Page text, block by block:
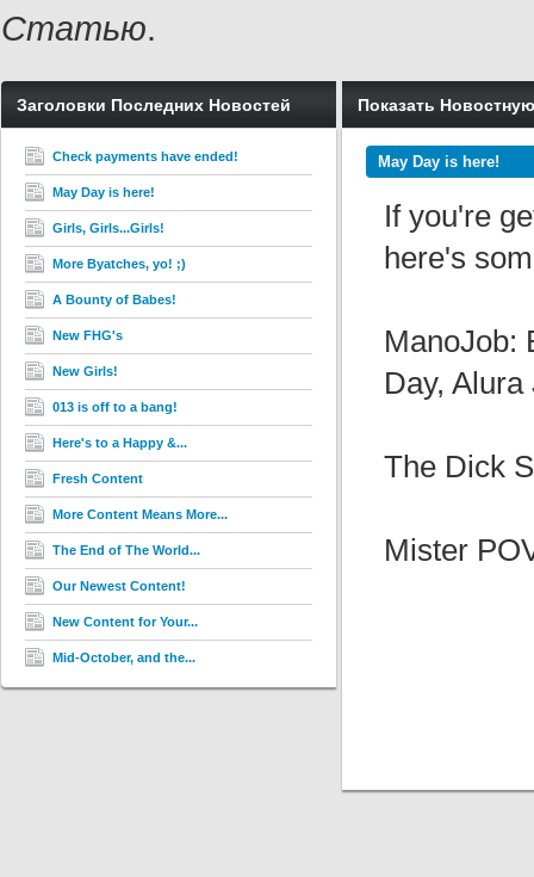
Статью.
Заголовки Последних Новостей
Check payments have ended!
May Day is here!
Girls, Girls...Girls!
More Byatches, yo! ;)
A Bounty of Babes!
New FHG's
New Girls!
013 is off to a bang!
Here's to a Happy &...
Fresh Content
More Content Means More...
The End of The World...
Our Newest Content!
New Content for Your...
Mid-October, and the...
Показать
May Day is here!
If you're
here's
ManoJob:
Day,
The Dick
Mister